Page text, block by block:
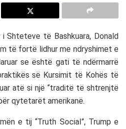
Shteteve të Bashkuara, Donald
të fortë lidhur me ndryshimet e
se është gati të ndërmarrë
së Kursimit të Kohës të
atë si një “traditë të shtrenjtë
qytetarët amerikanë.
e tij “Truth Social”, Trump e